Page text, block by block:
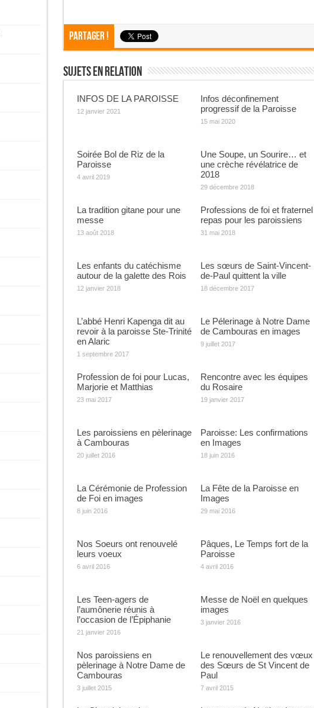
Partager !
Sujets En Relation
INFOS DE LA PAROISSE
12 janvier 2021
Infos déconfinement
progressif de la Paroisse
15 mai 2020
Soirée Bol de Riz de la
Paroisse
4 avril 2019
Une Soupe, un Sourire… et
une crèche révélatrice de
2018
29 décembre 2018
La tradition gitane pour une
messe
13 août 2018
Professions de foi et fraternel
repas pour les paroissiens
31 mai 2018
Les enfants du catéchisme
autour de la galette des Rois
12 janvier 2018
Les sœurs de Saint-Vincent-
de-Paul quittent la ville
18 décembre 2017
L’abbé Henri Kapenga dit au
revoir à la paroisse Ste-Trinité
en Alaric
1 septembre 2017
Le Pélerinage à Notre Dame
de Cambouras en images
9 juillet 2017
Profession de foi pour Lucas,
Marjorie et Matthias
23 mai 2017
Rencontre avec les équipes
du Rosaire
19 janvier 2017
Les paroissiens en pèlerinage
à Cambouras
20 juillet 2016
Paroisse: Les confirmations
en Images
18 juin 2016
La Cérémonie de Profession
de Foi en images
8 juin 2016
La Fête de la Paroisse en
Images
29 mai 2016
Nos Soeurs ont renouvelé
leurs voeux
6 avril 2016
Pâques, Le Temps fort de la
Paroisse
4 avril 2016
Les Teen-agers de
l’aumônerie réunis à
l’occasion de l’Épiphanie
21 janvier 2016
Messe de Noël en quelques
images
3 janvier 2016
Nos paroissiens en
pèlerinage à Notre Dame de
Cambouras
3 juillet 2015
Le renouvellement des vœux
des Sœurs de St Vincent de
Paul
7 avril 2015